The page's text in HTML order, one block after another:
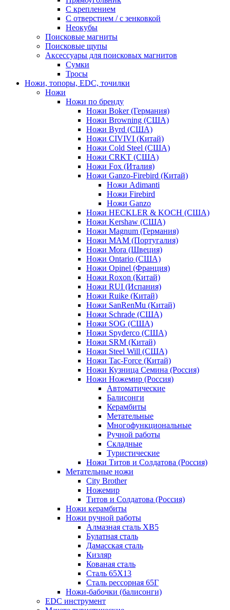
С креплением
С отверстием / с зенковкой
Неокубы
Поисковые магниты
Поисковые щупы
Аксессуары для поисковых магнитов
Сумки
Тросы
Ножи, топоры, EDC, точилки
Ножи
Ножи по бренду
Ножи Boker (Германия)
Ножи Browning (США)
Ножи Byrd (США)
Ножи CIVIVI (Китай)
Ножи Cold Steel (США)
Ножи CRKT (США)
Ножи Fox (Италия)
Ножи Ganzo-Firebird (Китай)
Ножи Adimanti
Ножи Firebird
Ножи Ganzo
Ножи HECKLER & KOCH (США)
Ножи Kershaw (США)
Ножи Magnum (Германия)
Ножи MAM (Португалия)
Ножи Mora (Швеция)
Ножи Ontario (США)
Ножи Opinel (Франция)
Ножи Roxon (Китай)
Ножи RUI (Испания)
Ножи Ruike (Китай)
Ножи SanRenMu (Китай)
Ножи Schrade (США)
Ножи SOG (США)
Ножи Spyderco (США)
Ножи SRM (Китай)
Ножи Steel Will (США)
Ножи Tac-Force (Китай)
Ножи Кузница Семина (Россия)
Ножи Ножемир (Россия)
Автоматические
Балисонги
Керамбиты
Метательные
Многофункциональные
Ручной работы
Складные
Туристические
Ножи Титов и Солдатова (Россия)
Метательные ножи
City Brother
Ножемир
Титов и Солдатова (Россия)
Ножи керамбиты
Ножи ручной работы
Алмазная сталь ХВ5
Булатная сталь
Дамасская сталь
Кизляр
Кованая сталь
Сталь 65Х13
Сталь рессорная 65Г
Ножи-бабочки (балисонги)
EDC инструмент